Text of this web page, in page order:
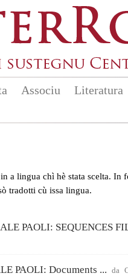
Associu Literatura
a lingua chì hè stata scelta. In
tradotti cù issa lingua.
PAOLI: SEQUENCES
PAOLI: Documents ... da